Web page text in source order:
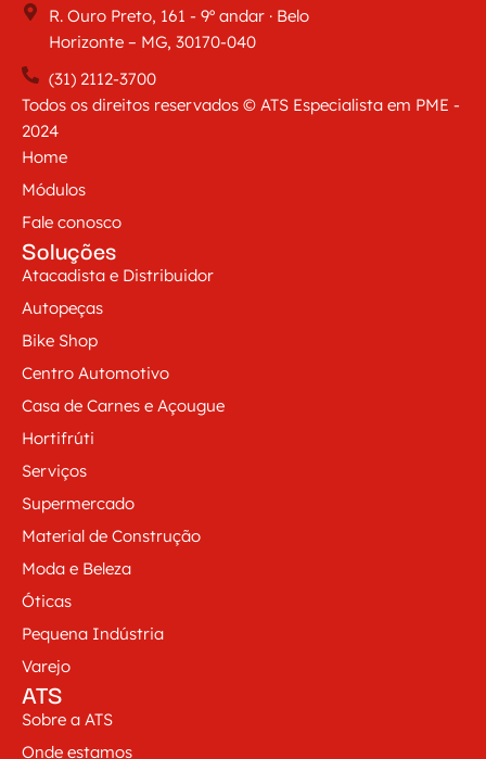
R. Ouro Preto, 161 - 9º andar · Belo
Horizonte – MG, 30170-040
(31) 2112-3700
Todos os direitos reservados © ATS Especialista em PME -
2024
Home
Módulos
Fale conosco
Soluções
Atacadista e Distribuidor
Autopeças
Bike Shop
Centro Automotivo
Casa de Carnes e Açougue
Hortifrúti
Serviços
Supermercado
Material de Construção
Moda e Beleza
Óticas
Pequena Indústria
Varejo
ATS
Sobre a ATS
Onde estamos